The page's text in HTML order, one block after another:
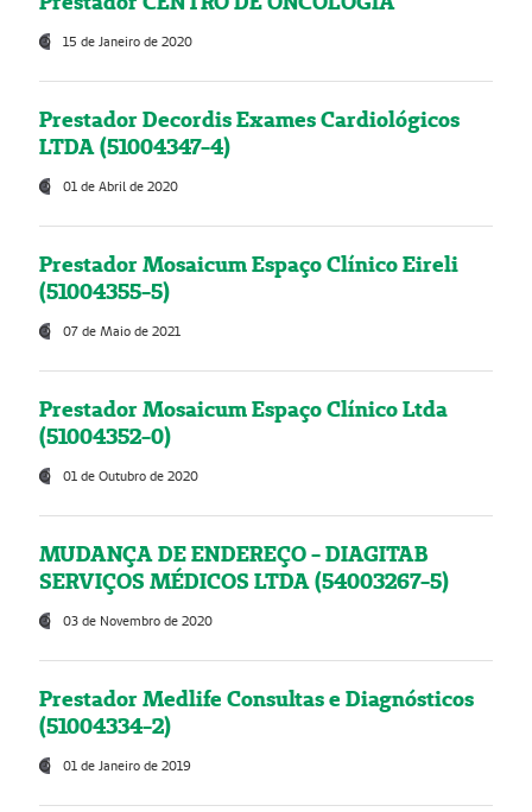
15 de Janeiro de 2020
Prestador Decordis Exames Cardiológicos
LTDA (51004347-4)
01 de Abril de 2020
Prestador Mosaicum Espaço Clínico Eireli
(51004355-5)
07 de Maio de 2021
Prestador Mosaicum Espaço Clínico Ltda
(51004352-0)
01 de Outubro de 2020
MUDANÇA DE ENDEREÇO - DIAGITAB
SERVIÇOS MÉDICOS LTDA (54003267-5)
03 de Novembro de 2020
Prestador Medlife Consultas e Diagnósticos
(51004334-2)
01 de Janeiro de 2019